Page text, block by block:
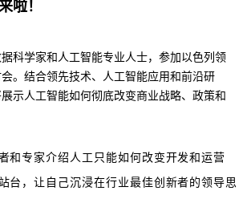
啦！
科学家和人工智能专业人士，参加以色列领
。结合领先技术、人工智能应用和前沿研
示人工智能如何彻底改变商业战略、政策和
和专家介绍人工只能如何改变开发和运营
台，让自己沉浸在行业最佳创新者的领导思